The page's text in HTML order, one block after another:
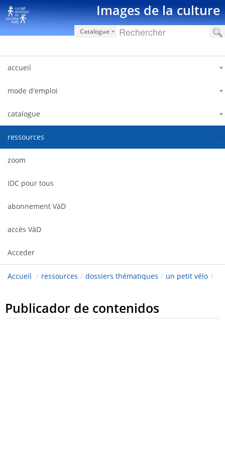
Saltar al contenido Images de la culture
Catalogue
accueil
mode d'emploi
catalogue
ressources
zoom
IDC pour tous
abonnement VàD
accès VàD
Acceder
Accueil / ressources / dossiers thématiques / un petit vélo /
Publicador de contenidos